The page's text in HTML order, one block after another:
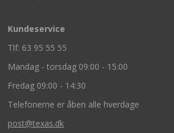
Kundeservice
Tlf: 63 95 55 55
Mandag - torsdag 09:00 - 15:00
Fredag 09:00 - 14:30
Telefonerne er åben alle hverdage
post@texas.dk